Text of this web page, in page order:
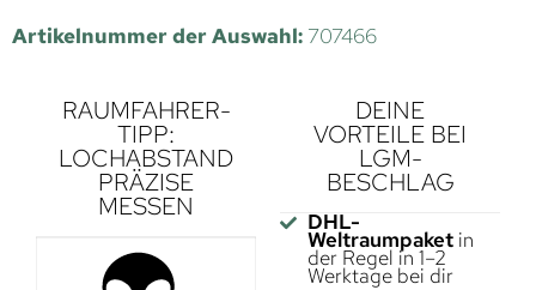
Artikelnummer der Auswahl: 707466
RAUMFAHRER-
TIPP:
LOCHABSTAND
PRÄZISE
MESSEN
DEINE
VORTEILE BEI
LGM-
BESCHLAG
DHL-
Weltraumpaketin
der Regel in 1–2
Werktage bei dir